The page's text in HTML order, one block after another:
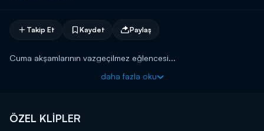
Takip Et Kaydet Paylaş
Cuma akşamlarının vazgeçilmez eğlencesi...
daha fazla oku
ÖZEL KLİPLER